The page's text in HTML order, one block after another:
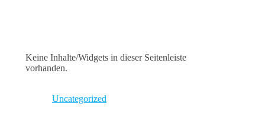
Keine Inhalte/Widgets in dieser Seitenleiste
vorhanden.
Uncategorized